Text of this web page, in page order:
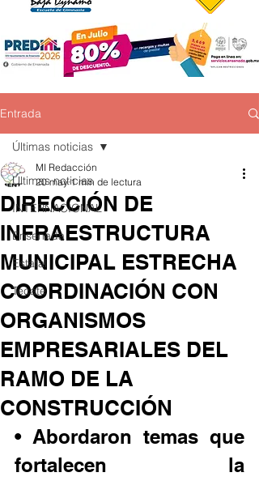
Entrada
Últimas noticias
INTERNACIONAL
Ensenada
Estatal
Tecate
Últimas noticias
DIRECCIÓN DE
INFRAESTRUCTURA
MUNICIPAL ESTRECHA
COORDINACIÓN CON
ORGANISMOS
EMPRESARIALES DEL
RAMO DE LA
CONSTRUCCIÓN
MI Redacción
20 may 1 min de lectura
• Abordaron temas que
fortalecen la